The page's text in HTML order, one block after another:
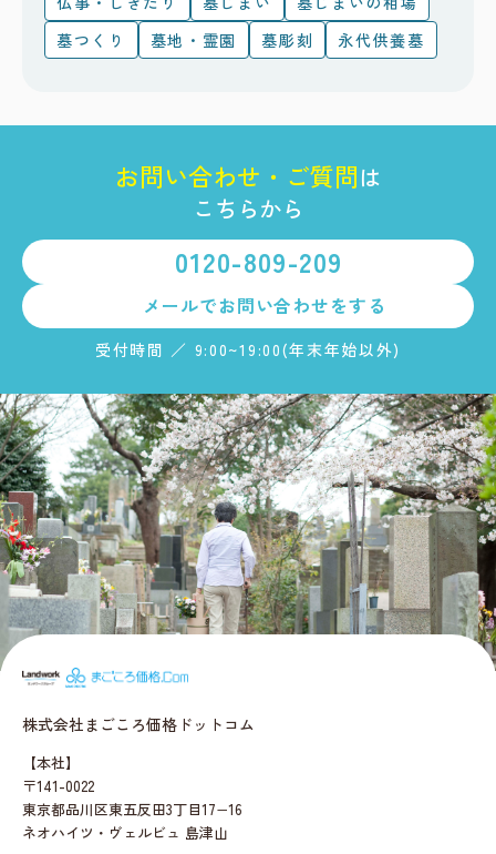
墓つくり
墓地・霊園 墓彫刻 永代供養墓
お問い合わせ ・ ご質問は
こちらから
0120-809-209
メールでお問い合わせをする
受付時間 ／ 9:00~19:00(年末年始以外)
まごころ価格
株式会社まごころ価格ドットコム
【本社】
〒141-0022
東京都品川区東五反田3丁目17−16
ネオハイツ・ヴェルビュ 島津山